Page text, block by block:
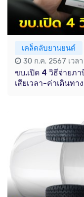
เคล็ดลับยานยนต์
30 ก.ค. 2567 เวล
ขบ.เปิด 4 วิธีจ่ายภ
เสียเวลา-ค่าเดินทาง